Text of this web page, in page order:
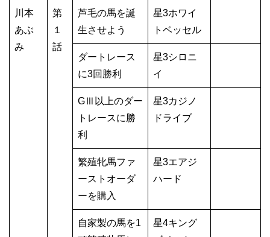
川本
あぶ
み
第
１
話
芦毛の馬を誕
生させよう
星3ホワイ
トベッセル
ダートレース
に3回勝利
星3シロニ
イ
GⅢ以上のダー
トレースに勝
利
星3カジノ
ドライブ
繁殖牝馬ファ
ーストオーダ
ーを購入
星3エアジ
ハード
自家製の馬を1
星4キング